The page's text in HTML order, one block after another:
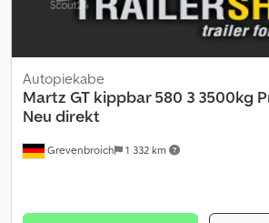
Grevenbroich 1 332 km
Autopiekabe
Martz GT kippbar 580 3 3500kg
Neu direkt